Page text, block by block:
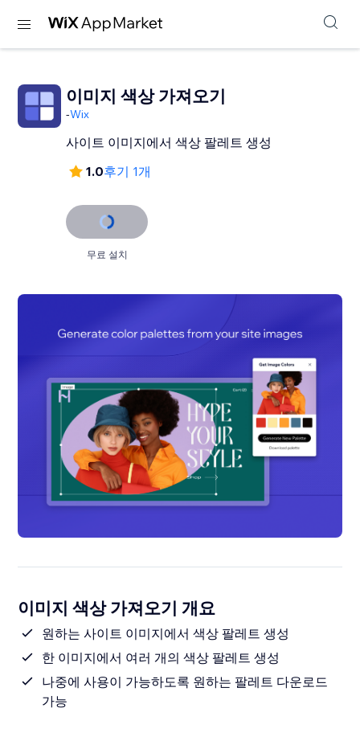
이미지 색상 가져오기
-Wix
사이트 이미지에서 색상 팔레트 생성
1.0후기 1개
무료 설치
이미지 색상 가져오기 개요
원하는 사이트 이미지에서 색상 팔레트 생성
한 이미지에서 여러 개의 색상 팔레트 생성
나중에 사용이 가능하도록 원하는 팔레트 다운로드
가능